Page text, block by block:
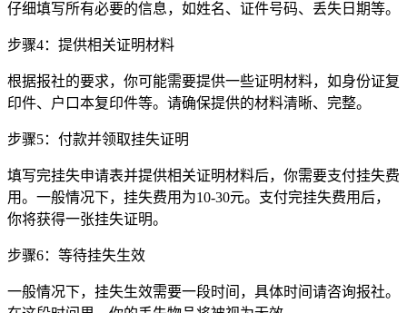
仔细填写所有必要的信息，如姓名、证件号码、丢失日期等。
步骤4：提供相关证明材料
根据报社的要求，你可能需要提供一些证明材料，如身份证复
印件、户口本复印件等。请确保提供的材料清晰、完整。
步骤5：付款并领取挂失证明
填写完挂失申请表并提供相关证明材料后，你需要支付挂失费
用。一般情况下，挂失费用为10-30元。支付完挂失费用后，
你将获得一张挂失证明。
步骤6：等待挂失生效
一般情况下，挂失生效需要一段时间，具体时间请咨询报社。